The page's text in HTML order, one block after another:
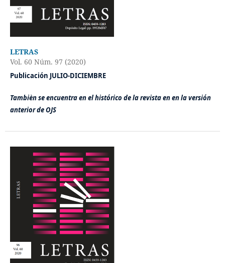
LETRAS
Vol. 60 Núm. 97 (2020)
Publicación JULIO-DICIEMBRE
Tambièn se encuentra en el histórico de la revista en en la versión
anterior de OJS